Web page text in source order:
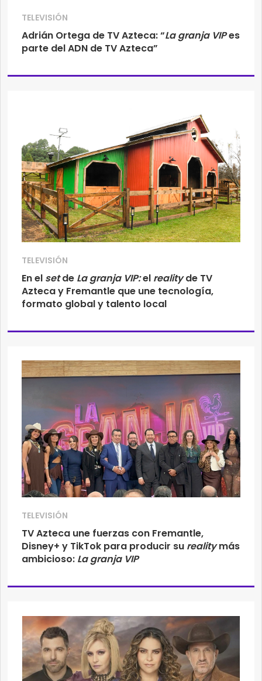
TELEVISIÓN
Adrián Ortega de TV Azteca: “La granja VIPes
parte del ADN de TV Azteca”
TELEVISIÓN
En el setde La granja VIP:el realityde TV
Azteca y Fremantle que une tecnología,
formato global y talento local
TELEVISIÓN
TV Azteca une fuerzas con Fremantle,
Disney+ y TikTok para producir su realitymás
ambicioso: La granja VIP